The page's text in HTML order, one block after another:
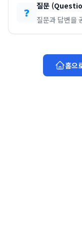
❓ 질문 (
질문과 답변을
홈으